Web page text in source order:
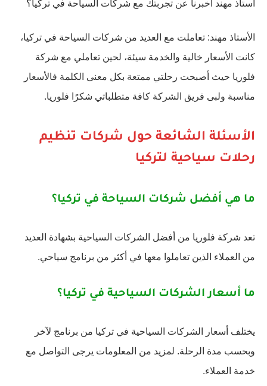
أستاذ مهند أخبرنا عن تجربتك مع شركات السياحة في تركيا؟
الأستاذ مهند: تعاملت مع العديد من شركات السياحة في تركيا،
كانت الأسعار خالية والخدمة سيئة، لحين تعاملي مع شركة
فلوريا حيث أصبحت رحلتي ممتعة بكل معنى الكلمة فالأسعار
مناسبة ولبى فريق الشركة كافة متطلباتي شكرًا فلوريا.
الأسئلة الشائعة حول شركات تنظيم
رحلات سياحية لتركيا
ما هي أفضل شركات السياحة في تركيا؟
تعد شركة فلوريا من أفضل الشركات السياحية بشهادة العديد
من العملاء الذين تعاملوا معها في أكثر من برنامج سياحي.
ما أسعار الشركات السياحية في تركيا؟
يختلف أسعار الشركات السياحية في تركيا من برنامج لآخر
وبحسب مدة الرحلة. لمزيد من المعلومات يرجى التواصل مع
خدمة العملاء.